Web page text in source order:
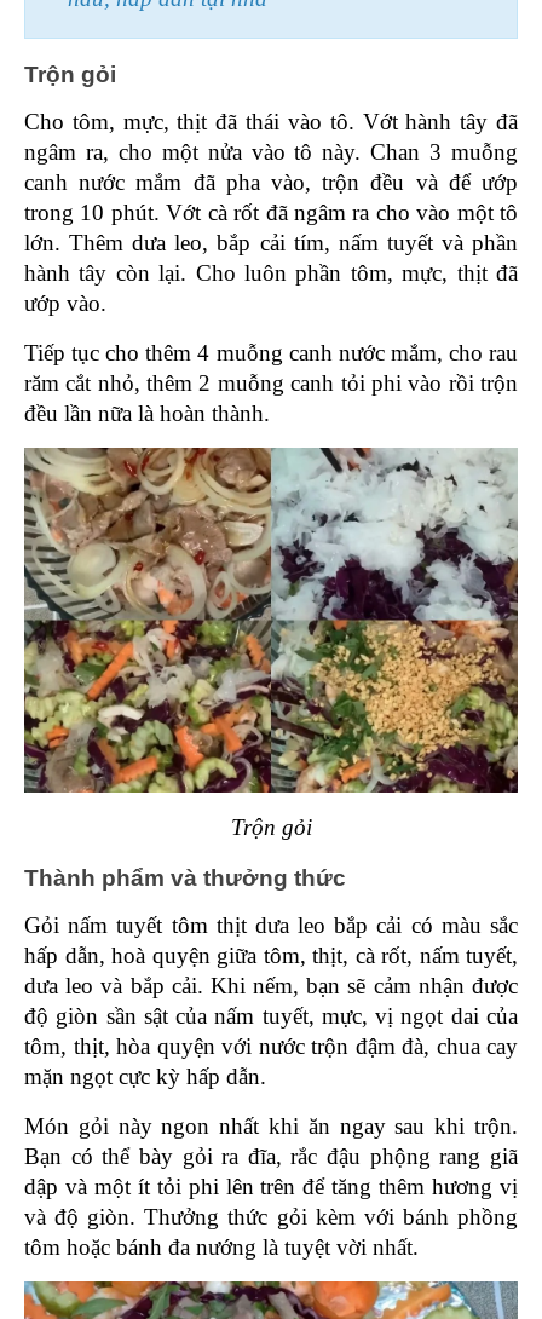
Trộn gỏi
Cho tôm, mực, thịt đã thái vào tô. Vớt hành tây đã
ngâm ra, cho một nửa vào tô này. Chan 3 muỗng
canh nước mắm đã pha vào, trộn đều và để ướp
trong 10 phút. Vớt cà rốt đã ngâm ra cho vào một tô
lớn. Thêm dưa leo, bắp cải tím, nấm tuyết và phần
hành tây còn lại. Cho luôn phần tôm, mực, thịt đã
ướp vào.
Tiếp tục cho thêm 4 muỗng canh nước mắm, cho rau
răm cắt nhỏ, thêm 2 muỗng canh tỏi phi vào rồi trộn
đều lần nữa là hoàn thành.
Trộn gỏi
Thành phẩm và thưởng thức
Gỏi nấm tuyết tôm thịt dưa leo bắp cải có màu sắc
hấp dẫn, hoà quyện giữa tôm, thịt, cà rốt, nấm tuyết,
dưa leo và bắp cải. Khi nếm, bạn sẽ cảm nhận được
độ giòn sần sật của nấm tuyết, mực, vị ngọt dai của
tôm, thịt, hòa quyện với nước trộn đậm đà, chua cay
mặn ngọt cực kỳ hấp dẫn.
Món gỏi này ngon nhất khi ăn ngay sau khi trộn.
Bạn có thể bày gỏi ra đĩa, rắc đậu phộng rang giã
dập và một ít tỏi phi lên trên để tăng thêm hương vị
và độ giòn. Thưởng thức gỏi kèm với bánh phồng
tôm hoặc bánh đa nướng là tuyệt vời nhất.